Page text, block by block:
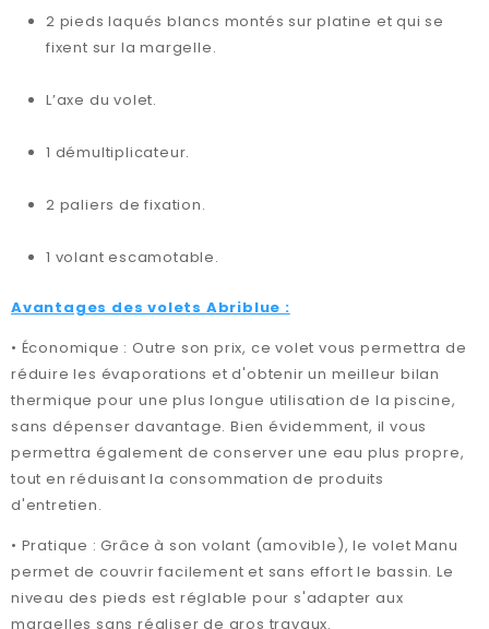
2 pieds laqués blancs montés sur platine et qui se
fixent sur la margelle.
L’axe du volet.
1 démultiplicateur.
2 paliers de fixation.
1 volant escamotable.
Avantages des volets Abriblue :
• Économique : Outre son prix, ce volet vous permettra de
réduire les évaporations et d'obtenir un meilleur bilan
thermique pour une plus longue utilisation de la piscine,
sans dépenser davantage. Bien évidemment, il vous
permettra également de conserver une eau plus propre,
tout en réduisant la consommation de produits
d'entretien.
• Pratique : Grâce à son volant (amovible), le volet Manu
permet de couvrir facilement et sans effort le bassin. Le
niveau des pieds est réglable pour s'adapter aux
margelles sans réaliser de gros travaux.